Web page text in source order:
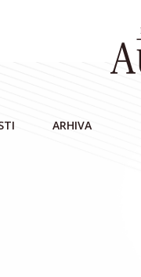
ARHIVA